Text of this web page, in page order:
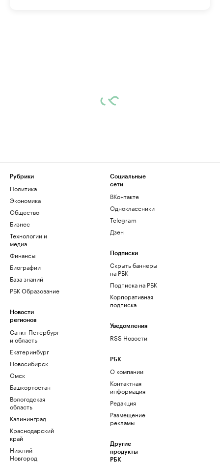
Рубрики
Политика
Экономика
Общество
Бизнес
Технологии и
медиа
Финансы
Биографии
База знаний
РБК Образование
Новости
регионов
Санкт-Петербург
и область
Екатеринбург
Новосибирск
Омск
Башкортостан
Вологодская
область
Калининград
Краснодарский
край
Нижний
Новгород
Социальные
сети
ВКонтакте
Одноклассники
Telegram
Дзен
Подписки
Скрыть баннеры
на РБК
Подписка на РБК
Корпоративная
подписка
Уведомления
RSS Новости
РБК
О компании
Контактная
информация
Редакция
Размещение
рекламы
Другие
продукты
РБК